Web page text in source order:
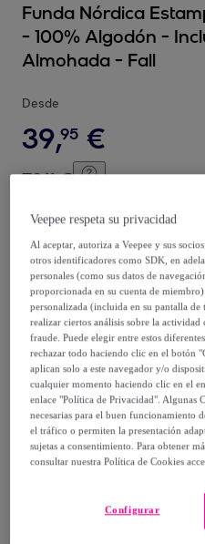
Funda Nórdica
- 100% Algodón -
Almohada - Fall
Desde
39,95 €
79,00 €
Vendido por Creaciones
Entrega
Envío gratis
Entrega: Entre el10/08y el
¿Cómo funciona?
Veepee respeta su privacidad
Al aceptar, autoriza a Veepee y sus
otros identificadores como SDK, en
personales (como sus datos de
proporcionada en su cuenta de
personalizada (incluida en su pantalla
realizar ciertos análisis sobre la
fraude. Puede elegir entre estos
rechazar todo haciendo clic en el botón
aplican solo a este navegador y/o
cualquier momento haciendo clic en el
enlace "Política de Privacidad". Algunas
necesarias para el buen funcionamiento
el tráfico o permiten la presentación
sujetas a consentimiento. Para obtener
consultar nuestra Política de Cookies
Configurar